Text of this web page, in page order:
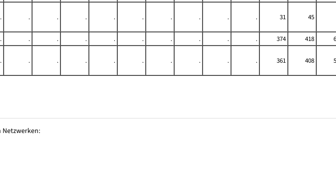
. . . . . . . . . . 31 45
. . . . . . . . . . 374 418
. . . . . . . . . . 361 408
Netzwerken: